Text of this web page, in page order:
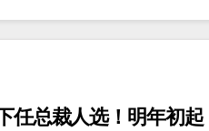
任总裁人选！明年初起